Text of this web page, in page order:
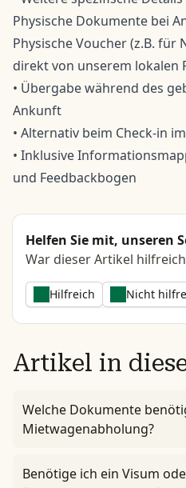
Physische Dokumente bei
Physische Voucher (z.B. für
direkt von unserem lokalen
• Übergabe während des
Ankunft
• Alternativ beim Check-in
• Inklusive
und Feedbackbogen
Helfen Sie mit, unseren
War dieser Artikel
Hilfreich Nicht
Artikel in
Welche Dokumente
Mietwagenabholung?
Benötige ich ein Visum